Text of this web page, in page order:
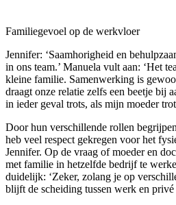
Familiegevoel op de werkvloer
Jennifer: ‘Saamhorigheid en
in ons team.’ Manuela vult aan: ‘Het
kleine familie. Samenwerking is
draagt onze relatie zelfs een beetje bij
in ieder geval trots, als mijn moeder
Door hun verschillende rollen
heb veel respect gekregen voor het
Jennifer. Op de vraag of moeder en
met familie in hetzelfde bedrijf te
duidelijk: ‘Zeker, zolang je op
blijft de scheiding tussen werk en privé